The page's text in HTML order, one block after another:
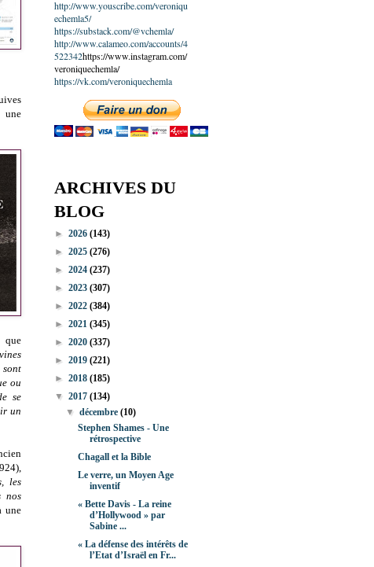
une
que
ou
se
un
les
nos
une
http://www.youscribe.com/veroniqu
echemla5/
https://substack.com/@vchemla/
http://www.calameo.com/accounts/4
522342https://www.instagram.com/
veroniquechemla/
https://vk.com/veroniquechemla
ARCHIVES DU
BLOG
► 2026 (143)
► 2025 (276)
► 2024 (237)
► 2023 (307)
► 2022 (384)
► 2021 (345)
► 2020 (337)
► 2019 (221)
► 2018 (185)
▼ 2017 (134)
▼décembre(10)
Stephen Shames - Une
rétrospective
Chagall et la Bible
Le verre, un Moyen Age
inventif
« Bette Davis - La reine
d’Hollywood » par
Sabine ...
« La défense des intérêts de
l’Etat d’Israël en Fr...